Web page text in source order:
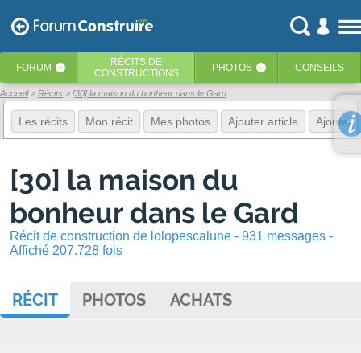
FORUM ‹ RÉCITS DE
CONSTRUCTIONS
PHOTOS ‹ CONSEILS
Accueil Récits [30] la maison du bonheur dans le Gard
Les récits Mon récit Mes photos Ajouter article Ajouter
[30] la maison du
bonheur dans le Gard
Récit de construction de lolopescalune - 931 messages -
Affiché 207.728 fois
RÉCIT PHOTOS ACHATS